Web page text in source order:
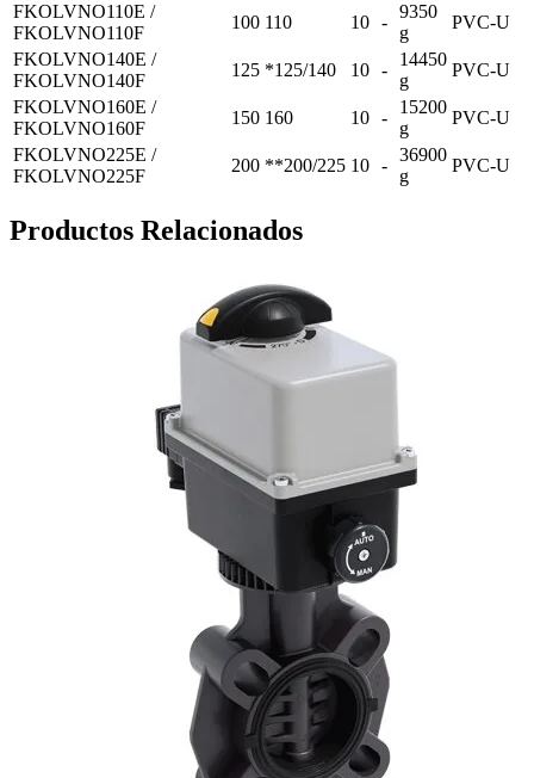
FKOLVNO110E /
FKOLVNO110F
100 110 10 -
9350
g
PVC-U
FKOLVNO140E /
FKOLVNO140F
125 *125/140 10 -
14450
g
PVC-U
FKOLVNO160E /
FKOLVNO160F
150 160 10 -
15200
g
PVC-U
FKOLVNO225E /
FKOLVNO225F
200 **200/225 10 -
36900
g
PVC-U
Productos Relacionados